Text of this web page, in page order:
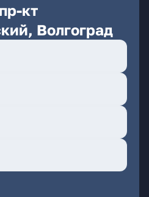
кт
Волгоград